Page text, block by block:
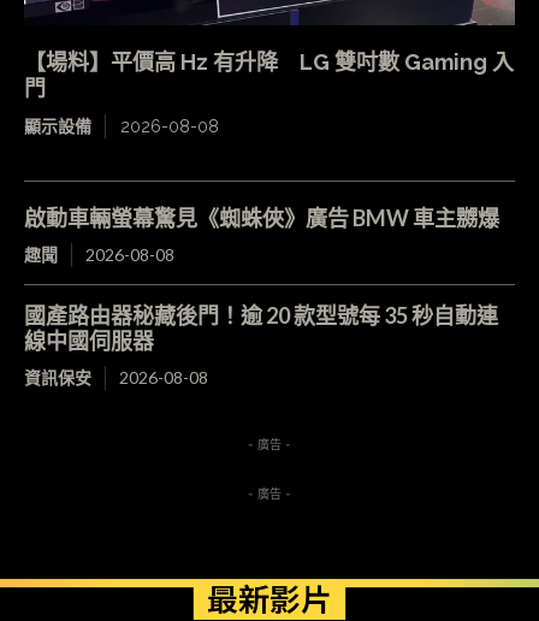
【場料】平價高 Hz 有升降 LG 雙吋數 Gaming 入
門
顯示設備 2026-08-08
啟動車輛螢幕驚見《蜘蛛俠》廣告 BMW 車主嬲爆
趣聞 2026-08-08
國產路由器秘藏後門！逾 20 款型號每 35 秒自動連
線中國伺服器
資訊保安 2026-08-08
- 廣告 -
- 廣告 -
最新影片